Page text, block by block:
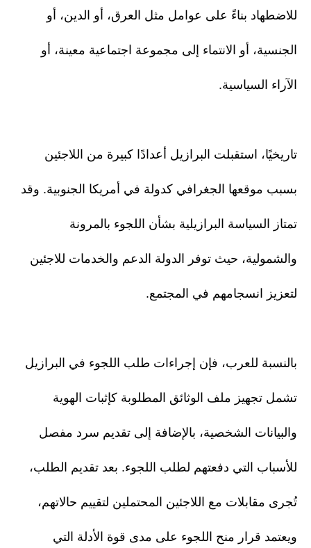
للاضطهاد بناءً على عوامل مثل العرق، أو الدين، أو
الجنسية، أو الانتماء إلى مجموعة اجتماعية معينة، أو
الآراء السياسية.
تاريخيًا، استقبلت البرازيل أعدادًا كبيرة من اللاجئين
بسبب موقعها الجغرافي كدولة في أمريكا الجنوبية. وقد
تمتاز السياسة البرازيلية بشأن اللجوء بالمرونة
والشمولية، حيث توفر الدولة الدعم والخدمات للاجئين
لتعزيز انسجامهم في المجتمع.
بالنسبة للعرب، فإن إجراءات طلب اللجوء في البرازيل
تشمل تجهيز ملف الوثائق المطلوبة كإثبات الهوية
والبيانات الشخصية، بالإضافة إلى تقديم سرد مفصل
للأسباب التي دفعتهم لطلب اللجوء. بعد تقديم الطلب،
تُجرى مقابلات مع اللاجئين المحتملين لتقييم حالاتهم،
ويعتمد قرار منح اللجوء على مدى قوة الأدلة التي